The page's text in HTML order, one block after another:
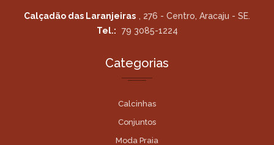
Calçadão das Laranjeiras , 276 - Centro, Aracaju - SE.
Tel.:
79 3085-1224
Categorias
Calcinhas
Conjuntos
Moda Praia